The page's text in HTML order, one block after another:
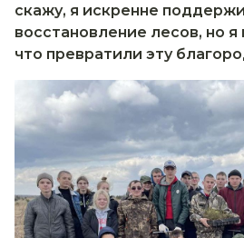
скажу, я искренне
восстановление лесов, но я
что превратили эту